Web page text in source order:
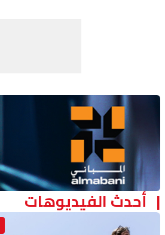
Advertisement Section
أحدث الفيديوهات